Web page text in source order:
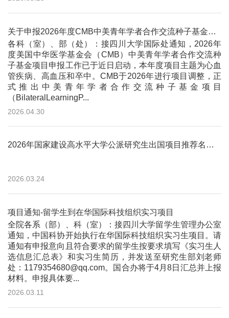
关于申报2026年度CMB中美青年学者合作交流种子基金项目的通知
各科（室）、部（处）：接四川大学国际处通知，2026年
度美国中华医学基金会（CMB）中美青年学者合作交流种
子基金项目申报工作已于近日启动，本年度项目主题为心血
管疾病、高血压和卒中。CMB于2026年进行项目调整，正
式推出中美青年学者合作交流种子基金项目
（BilateralLearningP...
2026.04.30
2026年国家建设高水平大学公派研究生出国项目推荐名单公示
2026.03.24
项目通知-留学生到在华国际科技组织实习项目
全院各系（部）、科（室）：接四川大学留学生管理办公室
通知，中国科协开始执行在华国际科技组织实习生项目。请
通知有申报意向且符合要求的留学生按要求填写《实习生人
选信息汇总表》和实习生简历，并发送至研究生部刘老师
处：1179354680@qq.com。国合办将于4月8日汇总并上报
材料。申报具体要...
2026.03.11